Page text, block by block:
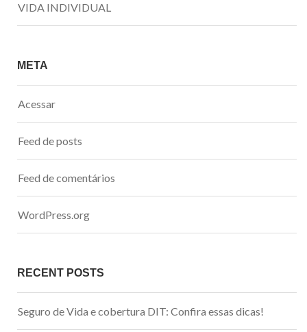
VIDA INDIVIDUAL
META
Acessar
Feed de posts
Feed de comentários
WordPress.org
RECENT POSTS
Seguro de Vida e cobertura DIT: Confira essas dicas!